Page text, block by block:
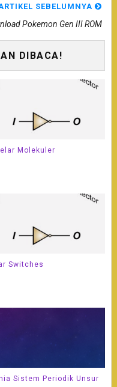
SEBELUMNYA
Pokemon Gen III ROM
DIBACA!
Molekuler
Switches
Sistem Periodik Unsur